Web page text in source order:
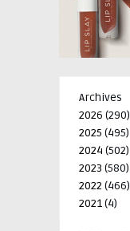
Archives
2026 (290)
2025 (495)
2024 (502)
2023 (580)
2022 (466)
2021(4)